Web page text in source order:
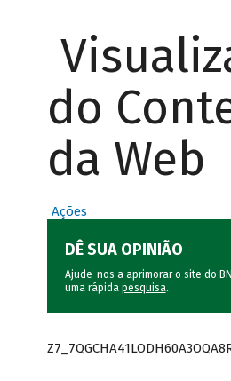
do
da Web
Ações
DÊ SUA OPINIÃO
Ajude-nos a aprimorar o site do
uma rápida pesquisa.